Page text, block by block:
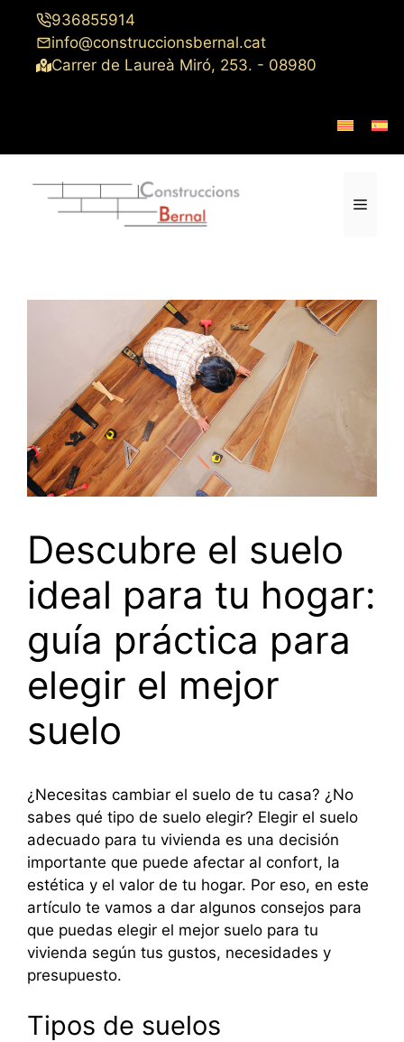
Saltar
contenido
936855914
info@construccionsbernal.cat
Carrer de Laureà Miró, 253. - 08980
Menú
Descubre el suelo
ideal para tu hogar:
guía práctica para
elegir el mejor
suelo
¿Necesitas cambiar el suelo de tu casa? ¿No
sabes qué tipo de suelo elegir? Elegir el suelo
adecuado para tu vivienda es una decisión
importante que puede afectar al confort, la
estética y el valor de tu hogar. Por eso, en este
artículo te vamos a dar algunos consejos para
que puedas elegir el mejor suelo para tu
vivienda según tus gustos, necesidades y
presupuesto.
Tipos de suelos